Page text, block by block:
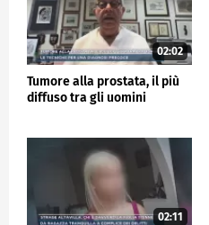
02:02
Tumore alla prostata, il più
diffuso tra gli uomini
02:11